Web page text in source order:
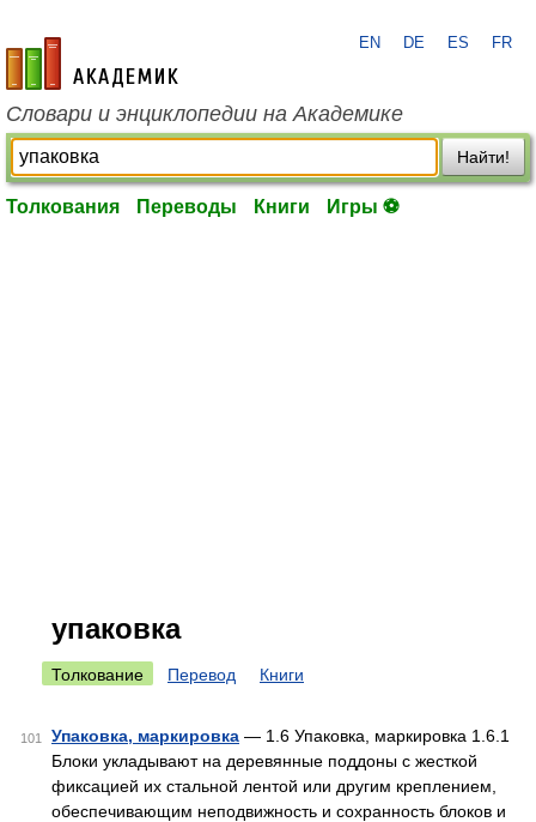
academic.ru
EN DE ES FR
Словари и энциклопедии на Академике
Найти!
Толкования Переводы Книги Игры ⚽
упаковка
Толкование Перевод Книги
101 Упаковка, маркировка — 1.6 Упаковка, маркировка 1.6.1
Блоки укладывают на деревянные поддоны с жесткой
фиксацией их стальной лентой или другим креплением,
обеспечивающим неподвижность и сохранность блоков и